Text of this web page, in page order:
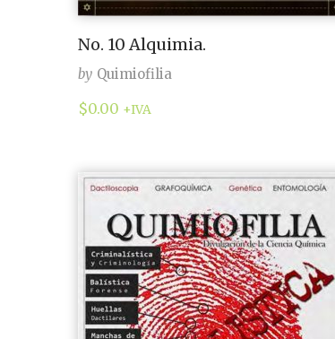
No. 10 Alquimia.
by Quimiofilia
$0.00 +IVA